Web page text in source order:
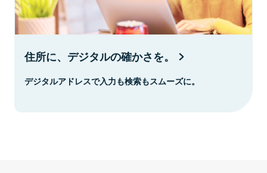
住所に、デジタルの確かさを。
デジタルアドレスで入力も検索もスムーズに。